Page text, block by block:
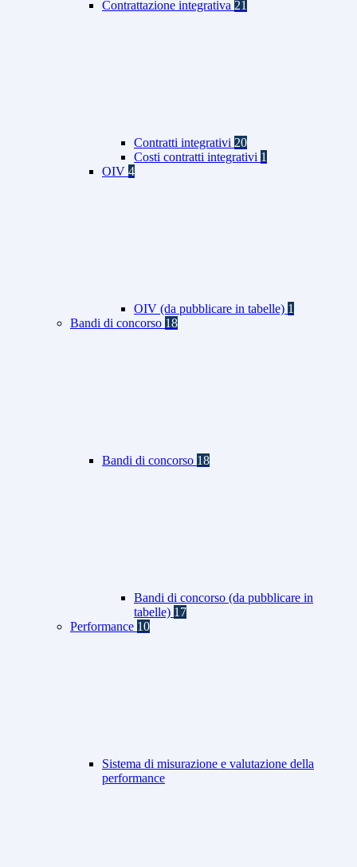
Contrattazione integrativa 21
Contratti integrativi 20
Costi contratti integrativi 1
OIV 4
OIV (da pubblicare in tabelle) 1
Bandi di concorso 18
Bandi di concorso 18
Bandi di concorso (da pubblicare in
tabelle) 17
Performance 10
Sistema di misurazione e valutazione della
performance